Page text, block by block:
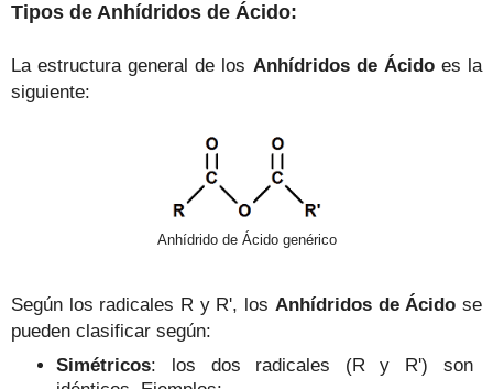
Tipos de Anhídridos de Ácido:
La estructura general de los Anhídridos de Ácido es la
siguiente:
Anhídrido de Ácido genérico
Según los radicales R y R', los Anhídridos de Ácidose
pueden clasificar según:
Simétricos: los dos radicales (R y R') son